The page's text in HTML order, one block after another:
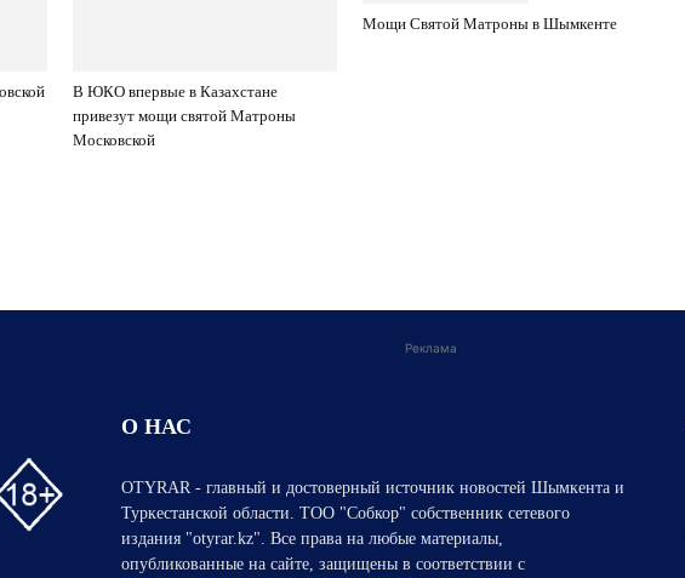
В ЮКО впервые в Казахстане
привезут мощи святой Матроны
Московской
Мощи Святой Матроны в Шымкенте
Реклама
О НАС
OTYRAR - главный и достоверный источник новостей Шымкента и
Туркестанской области. ТОО "Собкор" собственник сетевого
издания "otyrar.kz". Все права на любые материалы,
опубликованные на сайте, защищены в соответствии с